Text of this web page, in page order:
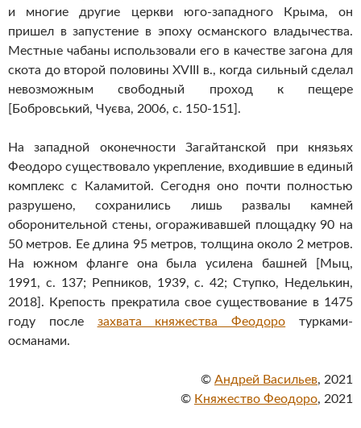
и многие другие церкви юго-западного Крыма, он
пришел в запустение в эпоху османского владычества.
Местные чабаны использовали его в качестве загона для
скота до второй половины XVIII в., когда сильный сделал
невозможным свободный проход к пещере
[Бобровський, Чуєва, 2006, с. 150-151].
На западной оконечности Загайтанской при князьях
Феодоро существовало укрепление, входившие в единый
комплекс с Каламитой. Сегодня оно почти полностью
разрушено, сохранились лишь развалы камней
оборонительной стены, огораживавшей площадку 90 на
50 метров. Ее длина 95 метров, толщина около 2 метров.
На южном фланге она была усилена башней [Мыц,
1991, с. 137; Репников, 1939, с. 42; Ступко, Неделькин,
2018]. Крепость прекратила свое существование в 1475
году после захвата княжества Феодоро турками-
османами.
© Андрей Васильев, 2021
© Княжество Феодоро, 2021